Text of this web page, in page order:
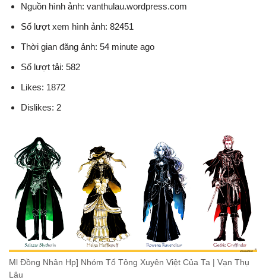
Nguồn hình ảnh: vanthulau.wordpress.com
Số lượt xem hình ảnh: 82451
Thời gian đăng ảnh: 54 minute ago
Số lượt tải: 582
Likes: 1872
Dislikes: 2
Ml Đồng Nhân Hp] Nhóm Tổ Tông Xuyên Việt Của Ta | Vạn Thụ
Lâu